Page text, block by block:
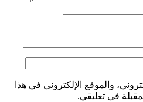
والموقع الإلكتروني في هذا
في تعليقي.